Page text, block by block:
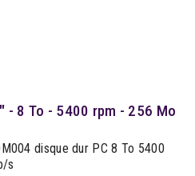
- 8 To - 5400 rpm - 256 Mo
disque dur PC 8 To 5400
s